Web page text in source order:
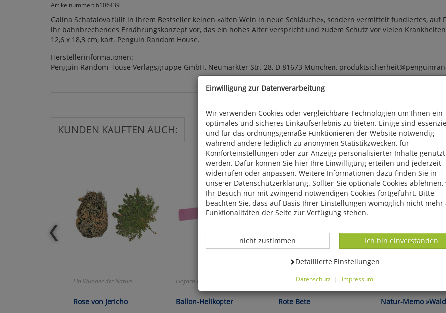
Artikelnummer: 6106439
Galina Schatalova füllt in ihrem Bestseller keinen »alten Wein in neue Schläuche«, sondern vermittelt fundiertes, auf
ihr bahnbrechendes Ernährungskonzept vor, das ein hohes Alter verspricht und zudem Schutz vor vielen
12,6 x 18,3 cm, kart. Penguin Random House.
Herstellerinformationen:
Penguin Random House Verlagsgruppe GmbH, Neumarkter Str. 28, D 81673 München,
KUNDEN KAUFTEN AUCH:
Ein Wunder der Natur!
Rose von Jericho
Einfach und genial!
Ballon-Helikopter
Franziska von der Au:
Rote Bete Natur-Memo
Einwilligung zur Datenverarbeitung
Wir verwenden Cookies oder vergleichbare Technologien um Ihnen ein
optimales und sicheres Einkaufserlebnis zu bieten. Einige sind
und für das ordnungsgemäße Funktionieren der Website notwendig
während andere lediglich zu anonymen Statistikzwecken, für
Komforteinstellungen oder zur Anzeige personalisierter Inhalte genutzt
werden. Dafür können Sie hier Ihre Einwilligung erteilen und jederzeit
widerrufen oder anpassen. Weitere Informationen dazu finden Sie in
unserer Datenschutzerklärung. Sollten Sie optionale Cookies ablehnen,
Ihr Besuch nur mit zwingend notwendigen Cookies fortgeführt. Bitte
beachten Sie, dass auf Basis Ihrer Einstellungen womöglich nicht mehr
Funktionalitäten der Seite zur Verfügung stehen.
Datenverarbeitung -
Ich bin einverstanden
Datenverarbeitung -
nicht zustimmen
Datenverarbeitung -
Detaillierte Einstellungen
Datenschutz | Impressum
Cookies ablehnen, wird Ihr Besuch nur mit zwingend notwendigen
fortgeführt. Bitte beachten Sie, dass auf Basis Ihrer Einstellungen